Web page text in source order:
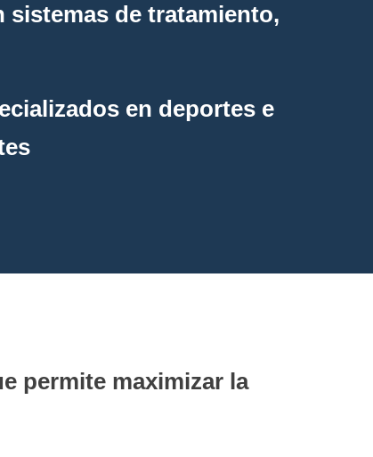
sistemas de tratamiento,
en deportes e
permite maximizar la